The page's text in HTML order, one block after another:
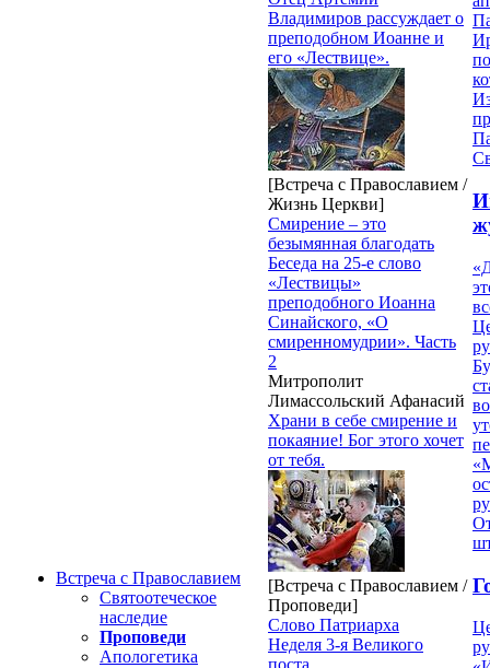
Встреча с Православием
Святоотеческое
наследие
Проповеди
Апологетика
Владимиров рассуждает о
преподобном Иоанне и
его «Лествице».
[Встреча с Православием /
Жизнь Церкви]
Смирение – это
безымянная благодать
Беседа на 25-е слово
«Лествицы»
преподобного Иоанна
Синайского, «О
смиренномудрии». Часть
2
Митрополит
Лимассольский Афанасий
Храни в себе смирение и
покаяние! Бог этого хочет
от тебя.
[Встреча с Православием /
Проповеди]
Слово Патриарха
Неделя 3-я Великого
поста